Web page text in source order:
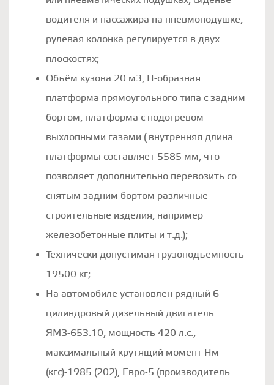
водителя и пассажира на пневмоподушке,
рулевая колонка регулируется в двух
плоскостях;
Объём кузова 20 м3, П-образная
платформа прямоугольного типа с задним
бортом, платформа с подогревом
выхлопными газами ( внутренняя длина
платформы составляет 5585 мм, что
позволяет дополнительно перевозить со
снятым задним бортом различные
строительные изделия, например
железобетонные плиты и т.д.);
Технически допустимая грузоподъёмность
19500 кг;
На автомобиле установлен рядный 6-
цилиндровый дизельный двигатель
ЯМЗ-653.10, мощность 420 л.с.,
максимальный крутящий момент Нм
(кгс)-1985 (202), Евро-5 (производитель